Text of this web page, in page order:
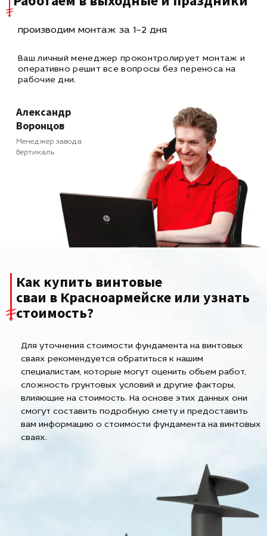
производим монтаж за 1–2 дня
Ваш личный менеджер проконтролирует монтаж и
оперативнорешит все вопросы без переноса на
рабочие дни.
Александр
Воронцов
Менеджер завода
Вертикаль
Как купить винтовые
сваи в Красноармейске или узнать
стоимость?
Для уточнения стоимости фундамента на винтовых
сваях рекомендуется обратиться к нашим
специалистам, которые могут оценить объем работ,
сложность грунтовых условий и другие факторы,
влияющие на стоимость. На основе этих данных они
смогут составить подробную смету и предоставить
вам информацию о стоимости фундамента на винтовых
сваях.